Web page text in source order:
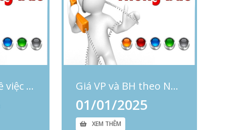
QUYẾT ĐỊNH Về việc công khai tài sản công tại Bệnh viện năm 2025 Giá VP và BH theo NQ68
01/01/2025
XEM THÊM